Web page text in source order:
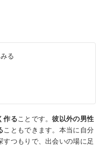
る
作ることです。彼以外の男性
こともできます。本当に自分
つもりで、出会いの場に足